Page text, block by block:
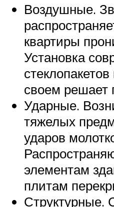
Воздушные.
квартиры
Установка
своем решает
Ударные.
тяжелых
ударов
элементам
плитам
Структурные.